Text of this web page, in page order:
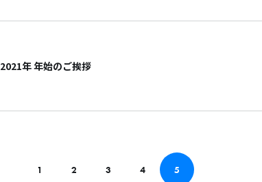
2021年 年始のご挨拶
1 2 3 4 5